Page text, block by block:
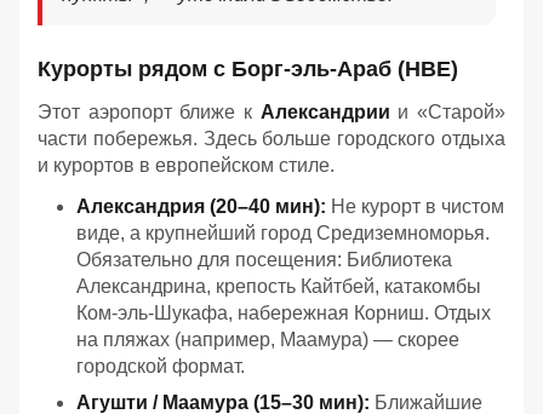
Курорты рядом с Борг-эль-Араб (HBE)
Этот аэропорт ближе к Александрии и «Старой»
части побережья. Здесь больше городского отдыха
и курортов в европейском стиле.
Александрия (20–40 мин): Не курорт в чистом
виде, а крупнейший город Средиземноморья.
Обязательно для посещения: Библиотека
Александрина, крепость Кайтбей, катакомбы
Ком-эль-Шукафа, набережная Корниш. Отдых
на пляжах (например, Маамура) — скорее
городской формат.
Агушти / Маамура (15–30 мин): Ближайшие